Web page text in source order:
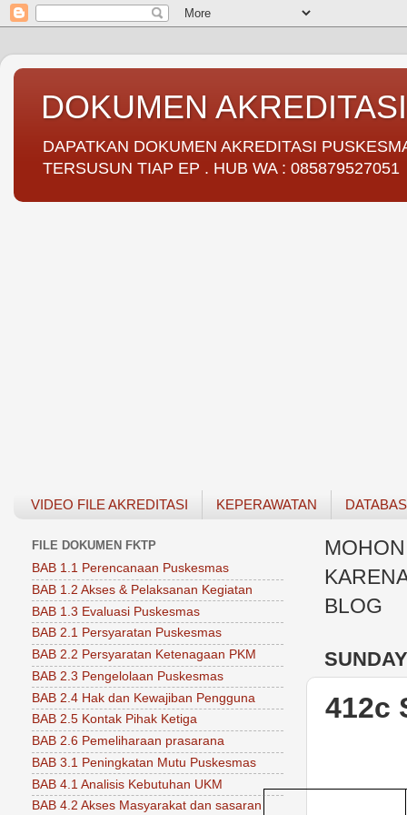
DOKUMEN
DAPATKAN DOKUMEN AKREDITASI
TERSUSUN TIAP EP . HUB WA : 085879527051
VIDEO FILE AKREDITASI KEPERAWATAN
BLOG
412c
FILE DOKUMEN FKTP
BAB 1.1 Perencanaan Puskesmas
BAB 1.2 Akses & Pelaksanan Kegiatan
BAB 1.3 Evaluasi Puskesmas
BAB 2.1 Persyaratan Puskesmas
BAB 2.2 Persyaratan Ketenagaan PKM
BAB 2.3 Pengelolaan Puskesmas
BAB 2.4 Hak dan Kewajiban Pengguna
BAB 2.5 Kontak Pihak Ketiga
BAB 2.6 Pemeliharaan prasarana
BAB 3.1 Peningkatan Mutu Puskesmas
BAB 4.1 Analisis Kebutuhan UKM
BAB 4.2 Akses Masyarakat dan sasaran